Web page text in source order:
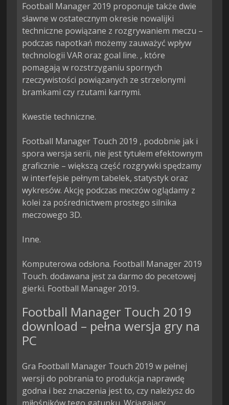
Football Manager 2019 proponuje także dwie
sławne w ostatecznym okresie nowalijki
techniczne powiązane z rozgrywaniem meczu –
podczas napotkań możemy zauważyć wpływ
technologii VAR oraz goal line. , które
pomagają w rozstrzyganiu spornych
rzeczywistości powiązanych ze strzelonymi
bramkami czy rzutami karnymi.
Kwestie techniczne.
Football Manager Touch 2019 , podobnie jak i
spora wersja serii, nie jest tytułem efektownym
graficznie – większą część rozgrywki spędzamy
w interfejsie pełnym tabelek, statystyk oraz
wykresów. Akcję podczas meczów oglądamy z
kolei za pośrednictwem prostego silnika
meczowego 3D.
Inne.
Komputerowa odsłona. Football Manager 2019
Touch. dodawana jest za darmo do pecetowej
gierki. Football Manager 2019..
Football Manager Touch 2019
download – pełna wersja gry na
PC
Gra Football Manager Touch 2019 w pełnej
wersji do pobrania to produkcja naprawdę
godna i bez znaczenia jest to, czy należysz do